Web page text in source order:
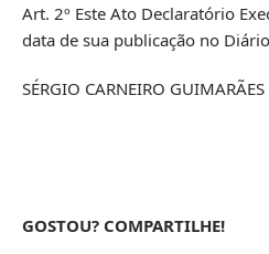
Art. 2º Este Ato Declaratório
data de sua publicação no
SÉRGIO CARNEIRO GUIMARÃES
GOSTOU? COMPARTILHE!